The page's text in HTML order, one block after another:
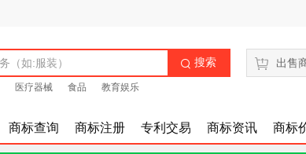
 搜索
医疗器械 食品 教育娱乐
出售
商标查询 商标注册 专利交易 商标资讯 商标